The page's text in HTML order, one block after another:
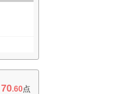
70.60点